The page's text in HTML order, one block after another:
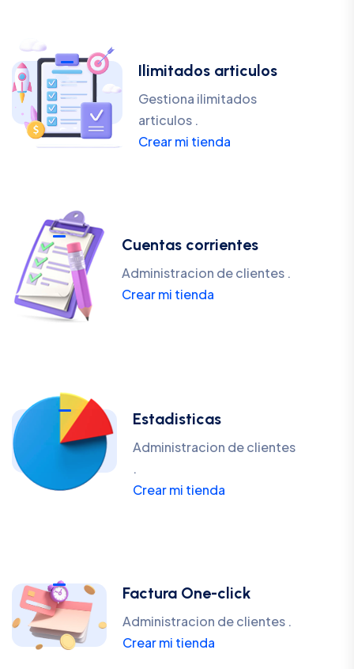
Ilimitados articulos
Gestiona ilimitados
articulos .
Crear mi tienda
Cuentas corrientes
Administracion de clientes .
Crear mi tienda
Estadisticas
Administracion de clientes
.
Crear mi tienda
Factura One-click
Administracion de clientes .
Crear mi tienda